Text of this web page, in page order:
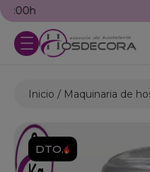
Inicio Maquinaria de
DTO.